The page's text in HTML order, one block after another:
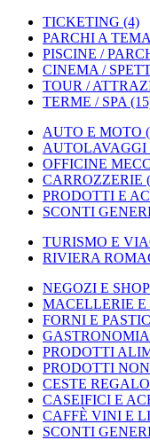
TICKETING (4)
PARCHI A TEMA
PISCINE /
CINEMA /
TOUR /
TERME / SPA
AUTO E MOTO
AUTOLAVAGGI
OFFICINE
CARROZZERIE
PRODOTTI E
SCONTI
TURISMO E
RIVIERA
NEGOZI E
MACELLERIE E
FORNI E
GASTRONOMIA
PRODOTTI
PRODOTTI
CESTE REGALO
CASEIFICI E
CAFFÈ VINI E
SCONTI